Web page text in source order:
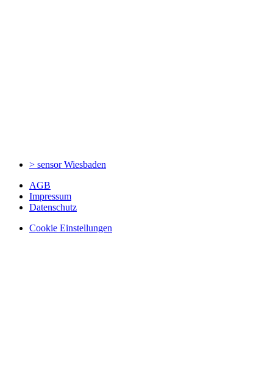
> sensorWiesbaden
AGB
Impressum
Datenschutz
Cookie Einstellungen